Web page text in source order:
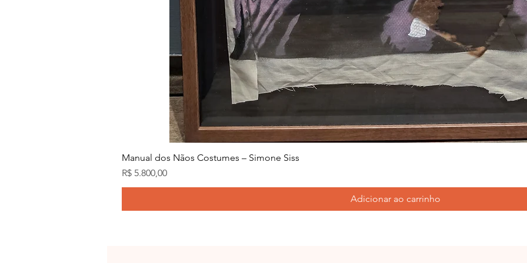
Manual dos Nãos Costumes – Simone Siss
Preço
R$ 5.800,00
Adicionar ao carrinho